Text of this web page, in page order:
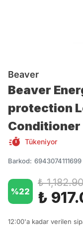
Beaver
Beaver
protection
Conditioner
Tükeniyor
Barkod: 6943074111699
%22
₺
₺
12:00'a kadar verilen